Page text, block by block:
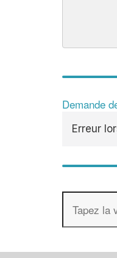
Demande
Erreur